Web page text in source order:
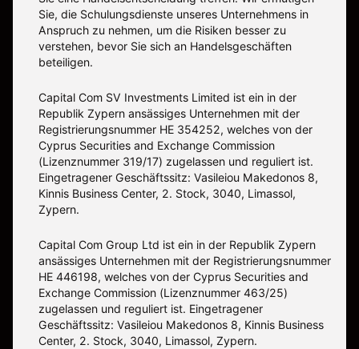
Sie, die Schulungsdienste unseres Unternehmens in
Anspruch zu nehmen, um die Risiken besser zu
verstehen, bevor Sie sich an Handelsgeschäften
beteiligen.
Capital Com SV Investments Limited ist ein in der
Republik Zypern ansässiges Unternehmen mit der
Registrierungsnummer HE 354252, welches von der
Cyprus Securities and Exchange Commission
(Lizenznummer 319/17) zugelassen und reguliert ist.
Eingetragener Geschäftssitz: Vasileiou Makedonos 8,
Kinnis Business Center, 2. Stock, 3040, Limassol,
Zypern.
Capital Com Group Ltd ist ein in der Republik Zypern
ansässiges Unternehmen mit der Registrierungsnummer
ΗΕ 446198, welches von der Cyprus Securities and
Exchange Commission (Lizenznummer 463/25)
zugelassen und reguliert ist. Eingetragener
Geschäftssitz: Vasileiou Makedonos 8, Kinnis Business
Center, 2. Stock, 3040, Limassol, Zypern.